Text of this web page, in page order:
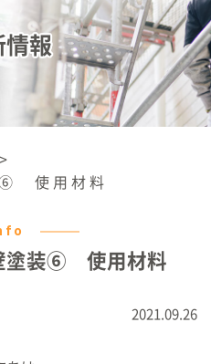
情報
⑥ 使用材料
塗装⑥ 使用材料
2021.09.26